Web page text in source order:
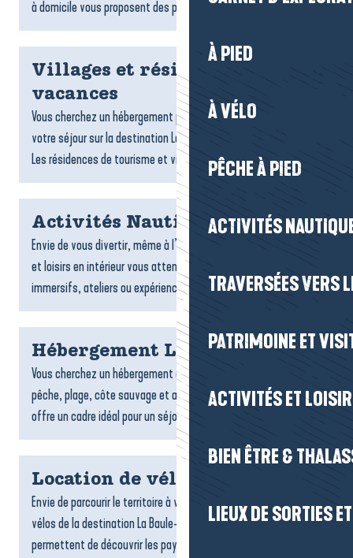
À PIED
À VÉLO
PÊCHE À PIED
ACTIVITÉS
TRAVERSÉES VERS
PATRIMOINE ET
ACTIVITÉS ET
BIEN ÊTRE &
LIEUX DE SORTIES
à domicile vous proposent des plats gourmands,...
Villages et résidences
vacances
Vous cherchez un hébergement pratique et confortable pour
votre séjour sur la destination La Baule-Presqu’île de Guérande ?
Les résidences de tourisme et villages vacances sont...
Activités Nautiques
Envie de vous divertir, même à l’abri ? De nombreuses activités
et loisirs en intérieur vous attendent : jeux, sports, espaces
immersifs, ateliers ou expériences ludiques....
Hébergement La Turballe
Vous cherchez un hébergement à La Turballe ? Entre port de
pêche, plage, côte sauvage et ambiance maritime, la commune
offre un cadre idéal pour un séjour authentique face à...
Location de vélos
Envie de parcourir le territoire à votre rythme ? Les loueurs de
vélos de la destination La Baule-Presqu’île de Guérande vous
permettent de découvrir les paysages, les villages...